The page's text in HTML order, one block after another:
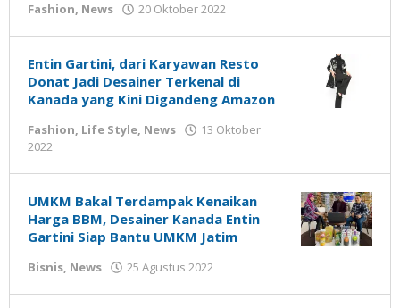
Fashion, News 20 Oktober 2022
Susanto
Entin Gartini, dari Karyawan Resto
Donat Jadi Desainer Terkenal di
Kanada yang Kini Digandeng Amazon
Fashion, Life Style, News
13 Oktober
2022
Susanto
UMKM Bakal Terdampak Kenaikan
Harga BBM, Desainer Kanada Entin
Gartini Siap Bantu UMKM Jatim
Bisnis, News 25 Agustus 2022
Susanto